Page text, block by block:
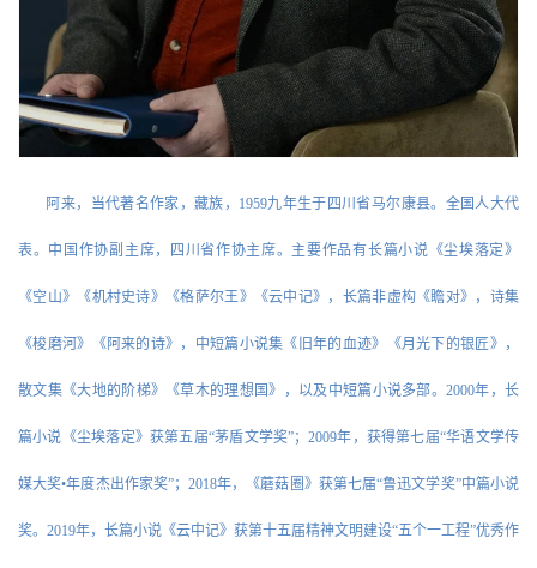
阿来，当代著名作家，藏族，1959九年生于四川省马尔康县。全国人大代
表。中国作协副主席，四川省作协主席。主要作品有长篇小说《尘埃落定》
《空山》《机村史诗》《格萨尔王》《云中记》，长篇非虚构《瞻对》，诗集
《梭磨河》《阿来的诗》，中短篇小说集《旧年的血迹》《月光下的银匠》，
散文集《大地的阶梯》《草木的理想国》，以及中短篇小说多部。2000年，长
篇小说《尘埃落定》获第五届“茅盾文学奖”；2009年，获得第七届“华语文学传
媒大奖•年度杰出作家奖”；2018年，《蘑菇圈》获第七届“鲁迅文学奖”中篇小说
奖。2019年，长篇小说《云中记》获第十五届精神文明建设“五个一工程”优秀作